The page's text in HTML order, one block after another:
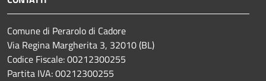
Comune di Perarolo di Cadore
Via Regina Margherita 3, 32010 (BL)
Codice Fiscale: 00212300255
Partita IVA: 00212300255